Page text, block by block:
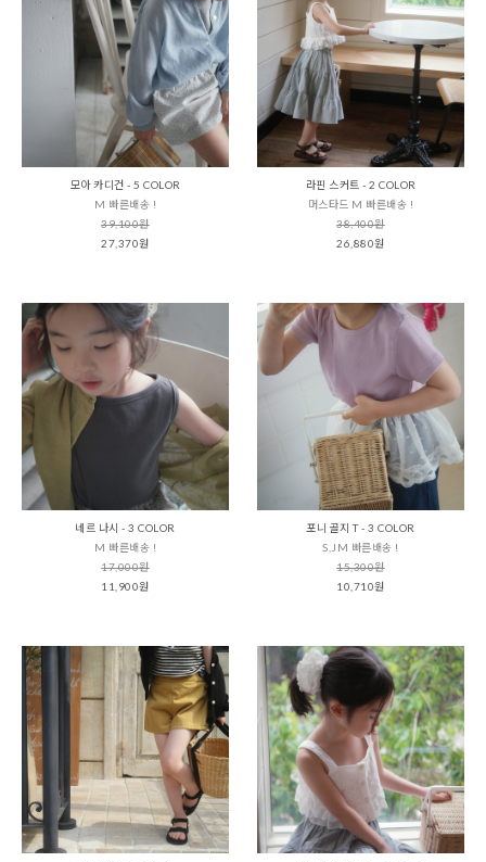
모아 카디건 - 5 COLOR
M 빠른배송 !
39,100원
27,370원
라핀 스커트 - 2 COLOR
머스타드 M 빠른배송 !
38,400원
26,880원
네르 나시 - 3 COLOR
M 빠른배송 !
17,000원
11,900원
포니 골지 T - 3 COLOR
S,JM 빠른배송 !
15,300원
10,710원